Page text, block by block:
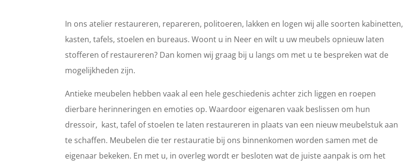
In ons atelier restaureren, repareren, politoeren, lakken en logen wij alle soorten kabinetten,
kasten, tafels, stoelen en bureaus. Woont u in Neer en wilt u uw meubels opnieuw laten
stofferen of restaureren? Dan komen wij graag bij u langs om met u te bespreken wat de
mogelijkheden zijn.
Antieke meubelen hebben vaak al een hele geschiedenis achter zich liggen en roepen
dierbare herinneringen en emoties op. Waardoor eigenaren vaak beslissen om hun
dressoir, kast, tafel of stoelen te laten restaureren in plaats van een nieuw meubelstuk aan
te schaffen. Meubelen die ter restauratie bij ons binnenkomen worden samen met de
eigenaar bekeken. En met u, in overleg wordt er besloten wat de juiste aanpak is om het